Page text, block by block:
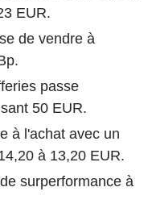
EUR.
de vendre à
passe
50 EUR.
à l'achat avec un
à 13,20 EUR.
surperformance à